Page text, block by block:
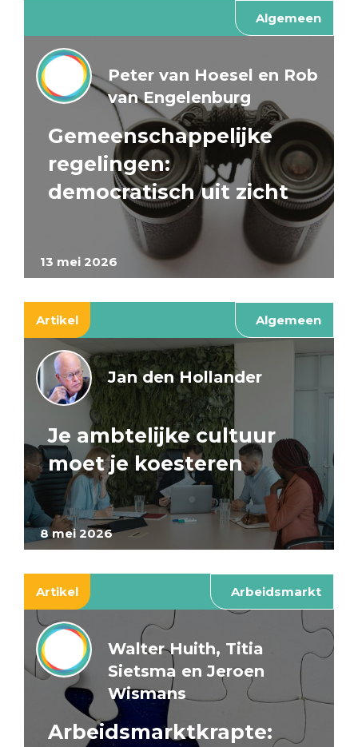
Algemeen
13 mei 2026
Peter van Hoesel en Rob
van Engelenburg
Gemeenschappelijke
regelingen:
democratisch uit zicht
Artikel Algemeen
8 mei 2026
Jan den Hollander
Je ambtelijke cultuur
moet je koesteren
Artikel Arbeidsmarkt
Walter Huith, Titia
Sietsma en Jeroen
Wismans
Arbeidsmarktkrapte: